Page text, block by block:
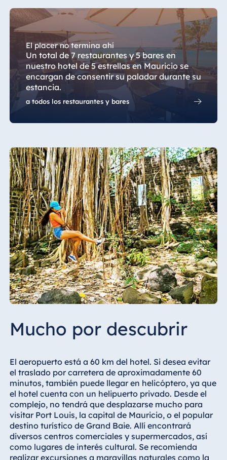
El placer no termina ahí
Un total de 7 restaurantes y 5 bares en
nuestro hotel de 5 estrellas en Mauricio se
encargan de consentir su paladar durante su
estancia.
a todos los restaurantes y bares
Mucho por descubrir
El aeropuerto está a 60 km del hotel. Si desea evitar
el traslado por carretera de aproximadamente 60
minutos, también puede llegar en helicóptero, ya que
el hotel cuenta con un helipuerto privado. Desde el
complejo, no tendrá que desplazarse mucho para
visitar Port Louis, la capital de Mauricio, o el popular
destino turístico de Grand Baie. Allí encontrará
diversos centros comerciales y supermercados, así
como lugares de interés cultural. Se recomienda
realizar excursiones a maravillas naturales como la